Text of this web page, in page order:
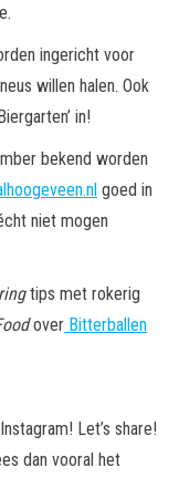
ingericht voor
willen halen. Ook
in!
bekend worden
goed in
niet mogen
tips met rokerig
over Bitterballen
Let’s share!
dan vooral het